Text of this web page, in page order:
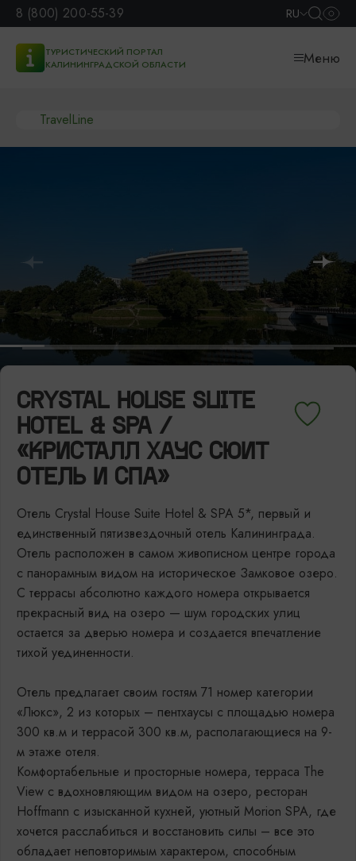
8 (800) 200-55-39 RU
ТУРИСТИЧЕСКИЙ ПОРТАЛ
КАЛИНИНГРАДСКОЙ ОБЛАСТИ
Меню
TravelLine
CRYSTAL HOUSE SUITE
HOTEL & SPA /
«КРИСТАЛЛ ХАУС СЮИТ
ОТЕЛЬ И СПА»
Отель Crystal House Suite Hotel & SPA 5*, первый и
единственный пятизвездочный отель Калининграда.
Отель расположен в самом живописном центре города
с панорамным видом на историческое Замковое озеро.
С террасы абсолютно каждого номера открывается
прекрасный вид на озеро — шум городских улиц
остается за дверью номера и создается впечатление
тихой уединенности.
Отель предлагает своим гостям 71 номер категории
«Люкс», 2 из которых – пентхаусы с площадью номера
300 кв.м и террасой 300 кв.м, располагающиеся на 9-
м этаже отеля.
Комфортабельные и просторные номера, терраса The
View с вдохновляющим видом на озеро, ресторан
Hoffmann с изысканной кухней, уютный Morion SPA, где
хочется расслабиться и восстановить силы – все это
обладает неповторимым характером, способным